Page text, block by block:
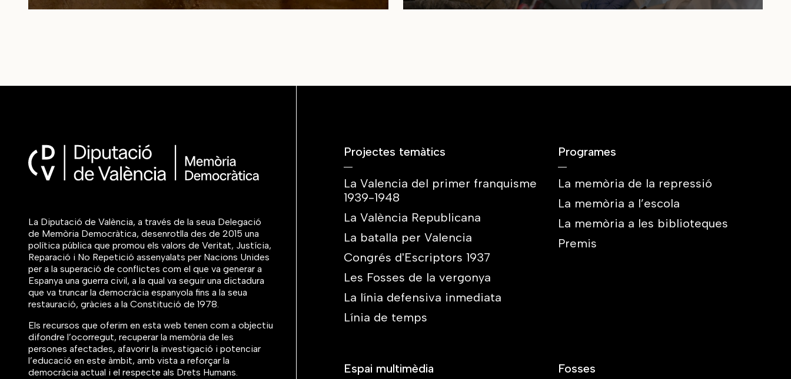
La Diputació de València, a través de la seua Delegació
de Memòria Democràtica, desenrotlla des de 2015 una
política pública que promou els valors de Veritat, Justícia,
Reparació i No Repetició assenyalats per Nacions Unides
per a la superació de conflictes com el que va generar a
Espanya una guerra civil, a la qual va seguir una dictadura
que va truncar la democràcia espanyola fins a la seua
restauració, gràcies a la Constitució de 1978.
Els recursos que oferim en esta web tenen com a objectiu
difondre l’ocorregut, recuperar la memòria de les
persones afectades, afavorir la investigació i potenciar
l’educació en este àmbit, amb vista a reforçar la
democràcia actual i el respecte als Drets Humans.
Projectes temàtics
La Valencia del primer franquisme
1939-1948
La València Republicana
La batalla per Valencia
Congrés d'Escriptors 1937
Les Fosses de la vergonya
La línia defensiva inmediata
Línia de temps
Programes
La memòria de la repressió
La memòria a l’escola
La memòria a les biblioteques
Premis
Espai multimèdia Fosses